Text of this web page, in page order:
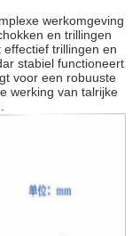
werkomgeving
en trillingen
trillingen en
stabiel functioneert
voor een robuuste
werking van talrijke